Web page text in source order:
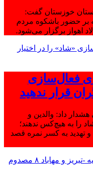
استان خوزستان گفت:
بر حضور باشکوه مردم
اهواز برگزار می‌شود.
فعال‌سازی
قرار ندهید
داد: والدین و
را به هیچ‌کس ندهند؛
و تهدید به کسر نمره قصد